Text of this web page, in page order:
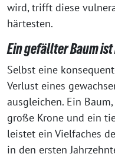
wird, trifft diese
härtesten.
Ein gefällter Baum
Selbst eine
Verlust eines
ausgleichen. Ein
große Krone und ein
leistet ein Vielfaches
in den ersten